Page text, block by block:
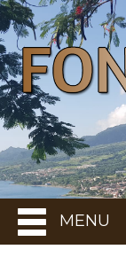
MENU